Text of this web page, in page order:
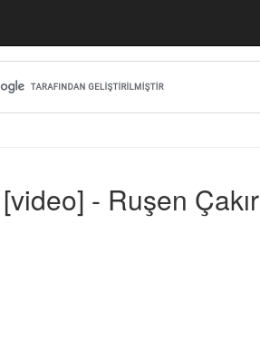
- Ruşen Çakır